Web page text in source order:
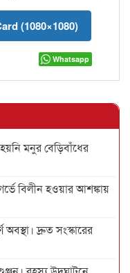
(1080×1080)
Whatsapp
মনুর বেড়িবাঁধের
বিলীন হওয়ার আশঙ্কায়
দ্রুত সংস্কারের